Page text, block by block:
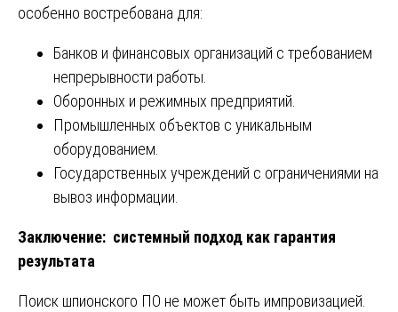
особенно востребована для:
Банков и финансовых организаций с требованием
непрерывности работы.
Оборонных и режимных предприятий.
Промышленных объектов с уникальным
оборудованием.
Государственных учреждений с ограничениями на
вывоз информации.
Заключение: системный подход как гарантия
результата
Поиск шпионского ПО не может быть импровизацией.